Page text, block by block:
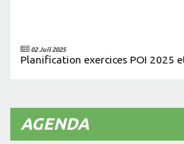
02 Juil 2025
Planification exercices POI 2025
AGENDA